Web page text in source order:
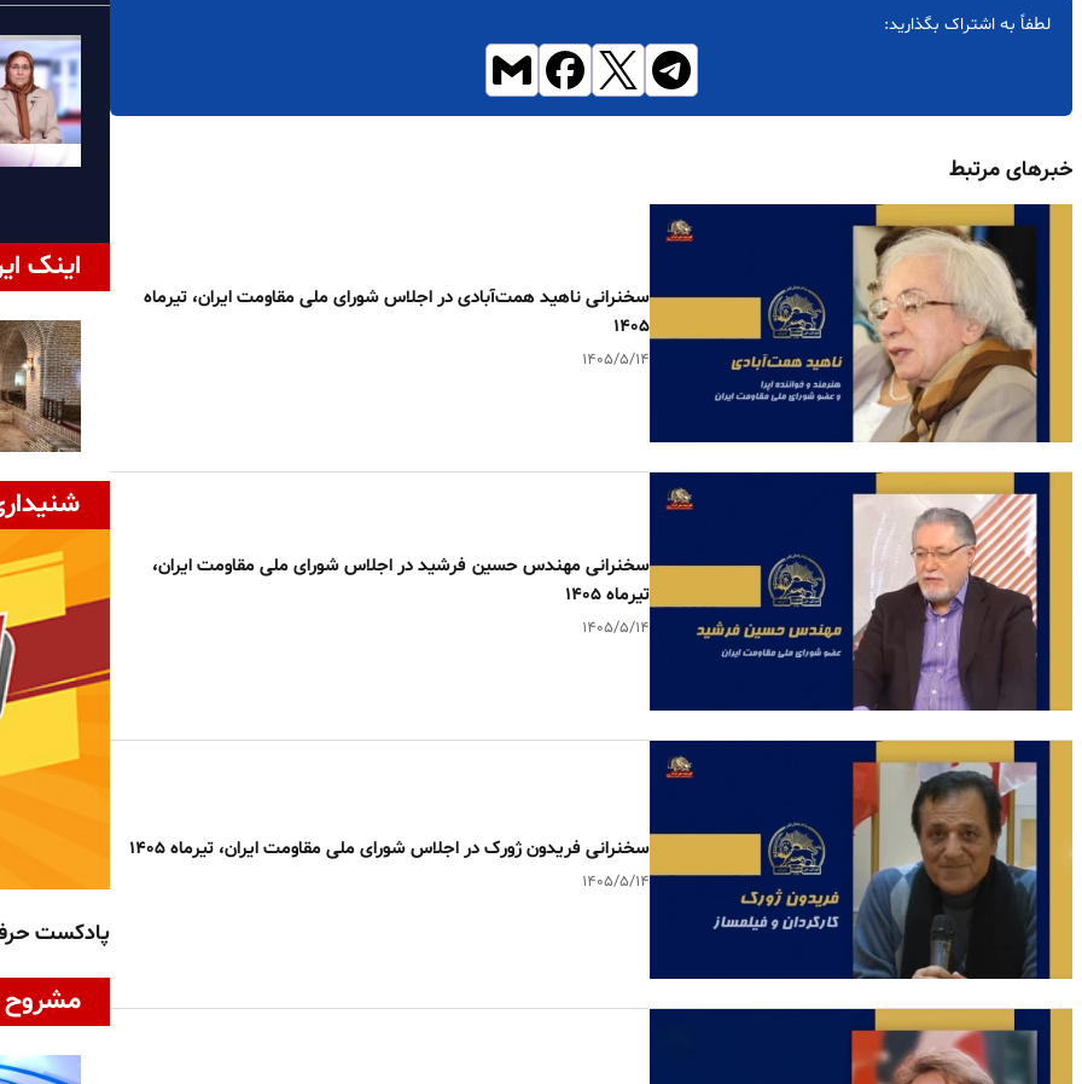
لطفاً به اشتراک بگذارید:
خبرهای مرتبط
سخنرانی ناهید همت‌آبادی در اجلاس شورای ملی مقاومت ایران، تیرماه
۱۴۰۵
۱۴۰۵/۵/۱۴
سخنرانی مهندس حسین فرشید در اجلاس شورای ملی مقاومت ایران،
تیرماه ۱۴۰۵
۱۴۰۵/۵/۱۴
سخنرانی فریدون ژورک در اجلاس شورای ملی مقاومت ایران، تیرماه ۱۴۰۵
۱۴۰۵/۵/۱۴
اینک
پادکست
مشروح